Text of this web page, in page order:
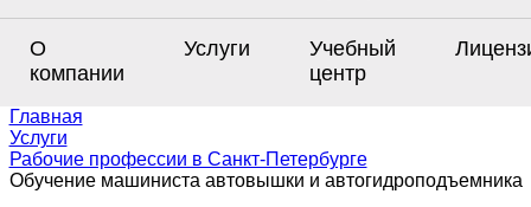
О
компании
Услуги
Учебный
центр
Главная
Услуги
Рабочие профессии в Санкт-Петербурге
Обучение машиниста автовышки и автогидроподъемника